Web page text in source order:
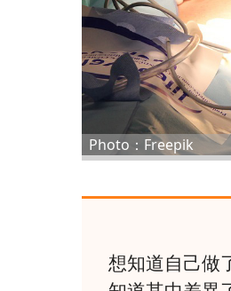
Photo：Freepik
想知道自己做